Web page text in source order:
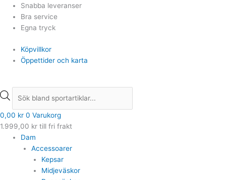
Hoppa
innehåll
Snabba leveranser
Bra service
Egna tryck
Köpvillkor
Öppettider och karta
Products
search
0,00 kr 0 Varukorg
1.999,00 kr till fri frakt
Dam
Accessoarer
Kepsar
Midjeväskor
Products
search